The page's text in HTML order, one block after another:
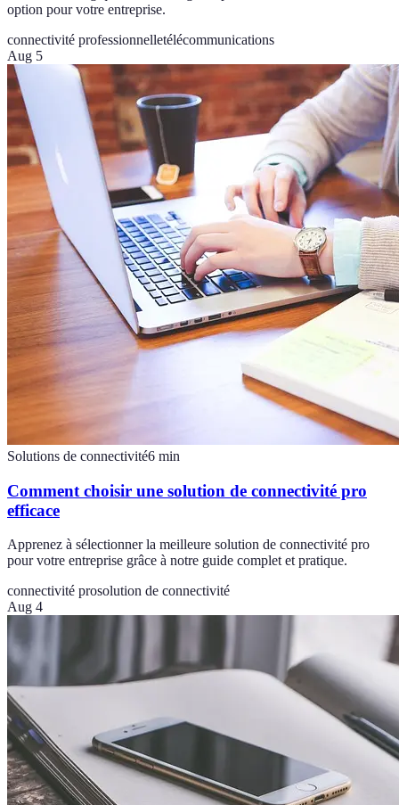
option pour votre entreprise.
connectivité professionnelletélécommunications
Aug 5
Solutions de connectivité6 min
Comment choisir une solution de connectivité pro
efficace
Apprenez à sélectionner la meilleure solution de connectivité pro
pour votre entreprise grâce à notre guide complet et pratique.
connectivité prosolution de connectivité
Aug 4